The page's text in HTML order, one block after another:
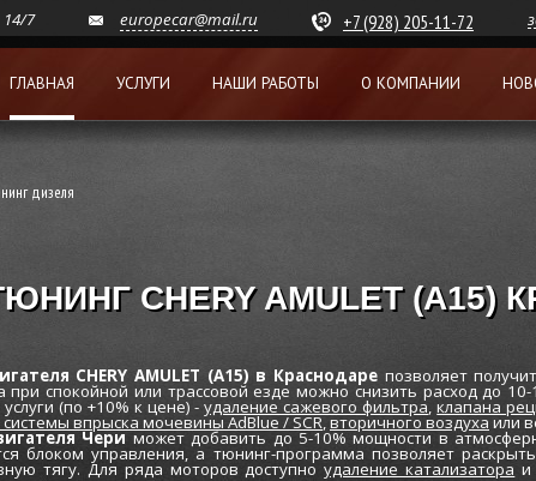
7 europecar@mail.ru +7 (928) 205-11-72
ГЛАВНАЯ УСЛУГИ НАШИ РАБОТЫ О КОМПАНИИ
дизеля
CHERY AMULET (A15)
CHERY AMULET (A15) в Краснодарепозволяет
спокойной или трассовой езде можно снизить расход до
(по +10% к цене) -удаление сажевого фильтра,клапана
впрыска мочевины AdBlue / SCR,вторичного воздухаили
Чериможет добавить до 5-10% мощности в
блоком управления, а тюнинг-программа позволяет
тягу. Для ряда моторов доступноудаление катализатора и